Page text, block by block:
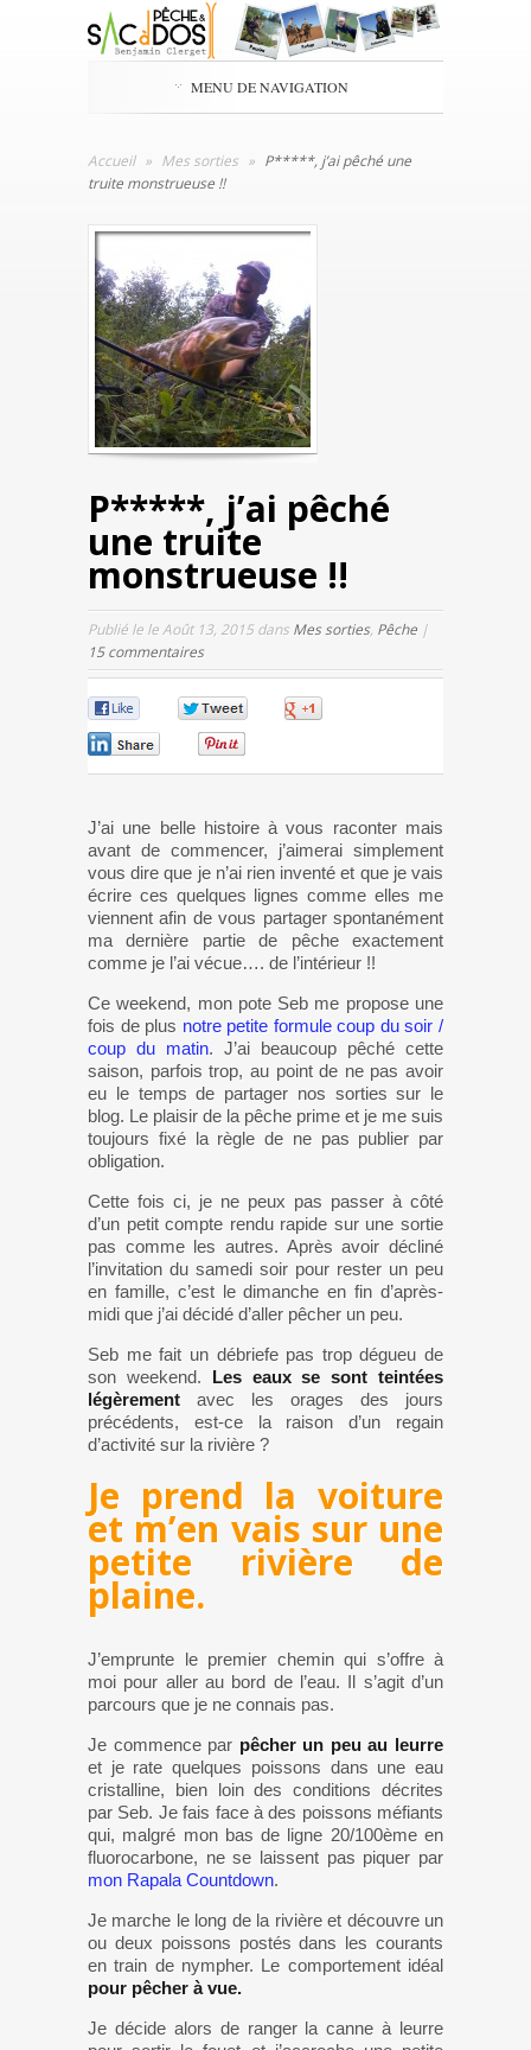
MENU DE NAVIGATION
Accueil » Mes sorties » P*****, j’ai pêché une
truite monstrueuse !!
P*****, j’ai pêché
une truite
monstrueuse !!
Publié le le Août 13, 2015 dans Mes sorties, Pêche |
15 commentaires
J’ai une belle histoire à vous raconter mais
avant de commencer, j’aimerai simplement
vous dire que je n’ai rien inventé et que je vais
écrire ces quelques lignes comme elles me
viennent afin de vous partager spontanément
ma dernière partie de pêche exactement
comme je l’ai vécue…. de l’intérieur !!
Ce weekend, mon pote Seb me propose une
fois de plus notre petite formule coup du soir /
coup du matin. J’ai beaucoup pêché cette
saison, parfois trop, au point de ne pas avoir
eu le temps de partager nos sorties sur le
blog. Le plaisir de la pêche prime et je me suis
toujours fixé la règle de ne pas publier par
obligation.
Cette fois ci, je ne peux pas passer à côté
d’un petit compte rendu rapide sur une sortie
pas comme les autres. Après avoir décliné
l’invitation du samedi soir pour rester un peu
en famille, c’est le dimanche en fin d’après-
midi que j’ai décidé d’aller pêcher un peu.
Seb me fait un débriefe pas trop dégueu de
son weekend. Les eaux se sont teintées
légèrement avec les orages des jours
précédents, est-ce la raison d’un regain
d’activité sur la rivière ?
Je prend la voiture
et m’en vais sur une
petite rivière de
plaine.
J’emprunte le premier chemin qui s’offre à
moi pour aller au bord de l’eau. Il s’agit d’un
parcours que je ne connais pas.
Je commence par pêcher un peu au leurre
et je rate quelques poissons dans une eau
cristalline, bien loin des conditions décrites
par Seb. Je fais face à des poissons méfiants
qui, malgré mon bas de ligne 20/100ème en
fluorocarbone, ne se laissent pas piquer par
mon Rapala Countdown.
Je marche le long de la rivière et découvre un
ou deux poissons postés dans les courants
en train de nympher. Le comportement idéal
pour pêcher à vue.
Je décide alors de ranger la canne à leurre